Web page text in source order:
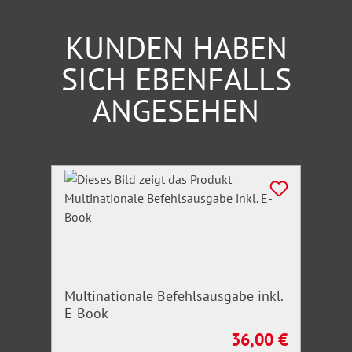
KUNDEN HABEN
SICH EBENFALLS
ANGESEHEN
Produktgalerie überspringen
Multinationale Befehlsausgabe inkl.
E-Book
Regulärer Preis:
36,00 €